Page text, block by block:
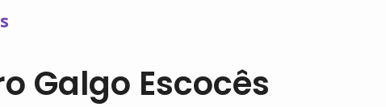
Galgo Escocês